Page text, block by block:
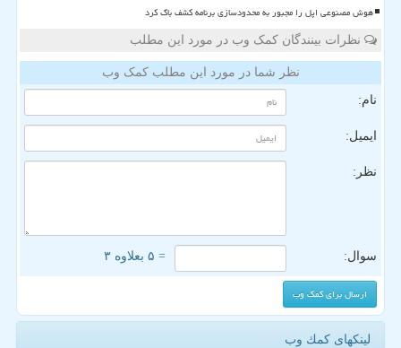
هوش مصنوعی اپل را مجبور به محدودسازی برنامه کشف باگ کرد
نظرات بینندگان کمک وب در مورد این مطلب
نظر شما در مورد این مطلب کمک وب
نام:
ایمیل:
نظر:
سوال: = ۵ بعلاوه ۳
لینکهای كمك وب